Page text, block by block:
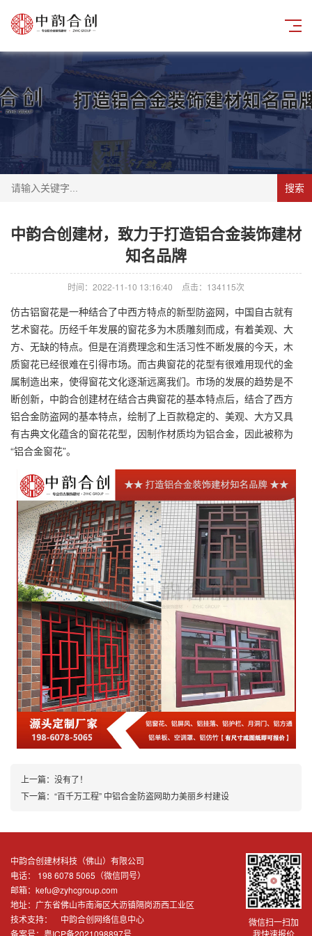
搜索
中韵合创建材，致力于打造铝合金装饰建材
知名品牌
时间：2022-11-10 13:16:40 点击：134115次
仿古铝窗花是一种结合了中西方特点的新型防盗网，中国自古就有
艺术窗花。历经千年发展的窗花多为木质雕刻而成，有着美观、大
方、无缺的特点。但是在消费理念和生活习性不断发展的今天，木
质窗花已经很难在引得市场。而古典窗花的花型有很难用现代的金
属制造出来，使得窗花文化逐渐远离我们。市场的发展的趋势是不
断创新，中韵合创建材在结合古典窗花的基本特点后，结合了西方
铝合金防盗网的基本特点，绘制了上百款稳定的、美观、大方又具
有古典文化蕴含的窗花花型，因制作材质均为铝合金，因此被称为
“铝合金窗花”。
上一篇：没有了！
下一篇： “百千万工程” 中铝合金防盗网助力美丽乡村建设
微信扫一扫加
我快速报价
中韵合创建材科技（佛山）有限公司
电话： 198 6078 5065（微信同号）
邮箱：kefu@zyhcgroup.com
地址：广东省佛山市南海区大沥镇隔岗沥西工业区
技术支持： 中韵合创网络信息中心
备案号： 粤ICP备2021098897号